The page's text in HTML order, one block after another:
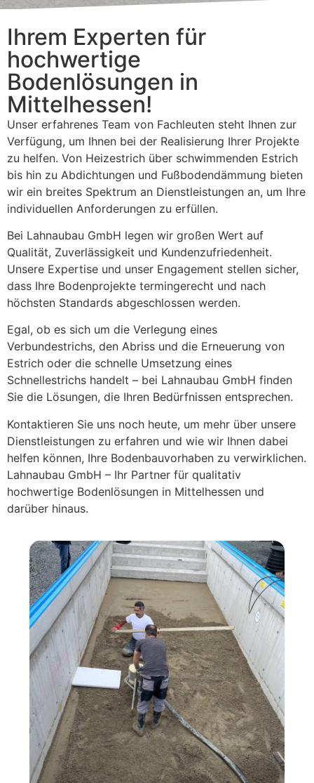
Ihrem Experten für
hochwertige
Bodenlösungen in
Mittelhessen!
Unser erfahrenes Team von Fachleuten steht Ihnen zur
Verfügung, um Ihnen bei der Realisierung Ihrer Projekte
zu helfen. Von Heizestrich über schwimmenden Estrich
bis hin zu Abdichtungen und Fußbodendämmung bieten
wir ein breites Spektrum an Dienstleistungen an, um Ihre
individuellen Anforderungen zu erfüllen.
Bei Lahnaubau GmbH legen wir großen Wert auf
Qualität, Zuverlässigkeit und Kundenzufriedenheit.
Unsere Expertise und unser Engagement stellen sicher,
dass Ihre Bodenprojekte termingerecht und nach
höchsten Standards abgeschlossen werden.
Egal, ob es sich um die Verlegung eines
Verbundestrichs, den Abriss und die Erneuerung von
Estrich oder die schnelle Umsetzung eines
Schnellestrichs handelt – bei Lahnaubau GmbH finden
Sie die Lösungen, die Ihren Bedürfnissen entsprechen.
Kontaktieren Sie uns noch heute, um mehr über unsere
Dienstleistungen zu erfahren und wie wir Ihnen dabei
helfen können, Ihre Bodenbauvorhaben zu verwirklichen.
Lahnaubau GmbH – Ihr Partner für qualitativ
hochwertige Bodenlösungen in Mittelhessen und
darüber hinaus.